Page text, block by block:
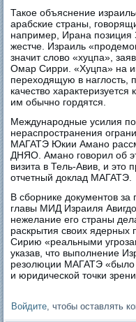
Такое объяснение
арабские страны,
например, Ирана позиция
жестче. Израиль
значит слово «хуцпа»,
Омар Сирри. «Хуцпа» на
переходящую в наглость,
качество
им обычно гордятся.
Международные усилия
нераспространения
МАГАТЭ Юкии Амано
ДНЯО. Амано говорил об
визита в Тель-Авив, и это
отчетный доклад МАГАТЭ.
В сборнике документов
главы МИД Израиля
нежелание его страны
раскрытия своих ядерных
Сирию «реальными
указав, что выполнение
резолюции МАГАТЭ «было
и юридической точки
Войдите, чтобы оставлять